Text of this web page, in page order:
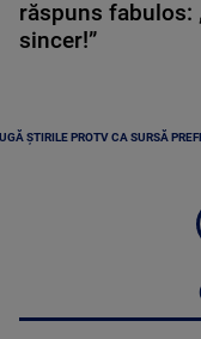
răspuns fabulos:
sincer!”
ȘTIRILE PROTV CA SURSĂ